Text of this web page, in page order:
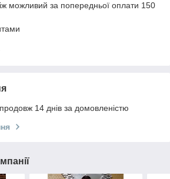
можливий за попередньої оплати 150
14 днів за домовленістю